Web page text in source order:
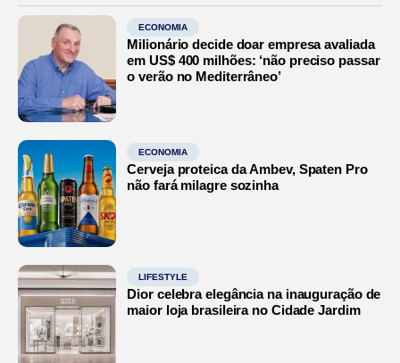
ECONOMIA
Milionário decide doar empresa avaliada
em US$ 400 milhões: ‘não preciso passar
o verão no Mediterrâneo’
ECONOMIA
Cerveja proteica da Ambev, Spaten Pro
não fará milagre sozinha
LIFESTYLE
Dior celebra elegância na inauguração de
maior loja brasileira no Cidade Jardim